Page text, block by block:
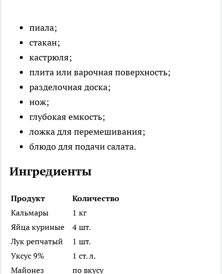
пиала;
стакан;
кастрюля;
плита или варочная поверхность;
разделочная доска;
нож;
глубокая емкость;
ложка для перемешивания;
блюдо для подачи салата.
Ингредиенты
Продукт
Количество
Кальмары
1 кг
Яйца куриные
4 шт.
Лук репчатый
1 шт.
Уксус 9%
1 ст. л.
Майонез
по вкусу